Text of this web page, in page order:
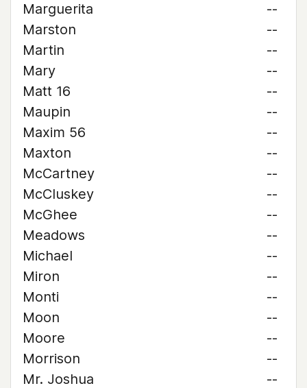
Marguerita
--
Marston
--
Martin
--
Mary
--
Matt 16
--
Maupin
--
Maxim 56
--
Maxton
--
McCartney
--
McCluskey
--
McGhee
--
Meadows
--
Michael
--
Miron
--
Monti
--
Moon
--
Moore
--
Morrison
--
Mr. Joshua
--